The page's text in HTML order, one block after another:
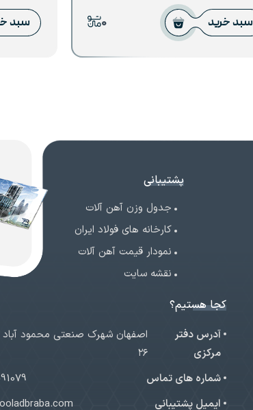
سبد خرید 0 سبد
پشتیبانی
جدول وزن آهن آلات
کارخانه های فولاد ایران
نمودار قیمت آهن آلات
نقشه سایت
کجا هستیم؟
آدرس دفتر
مرکزی
اصفهان شهرک صنعتی محمود آباد
۲۶
شماره های تماس
ایمیل پشتیبانی